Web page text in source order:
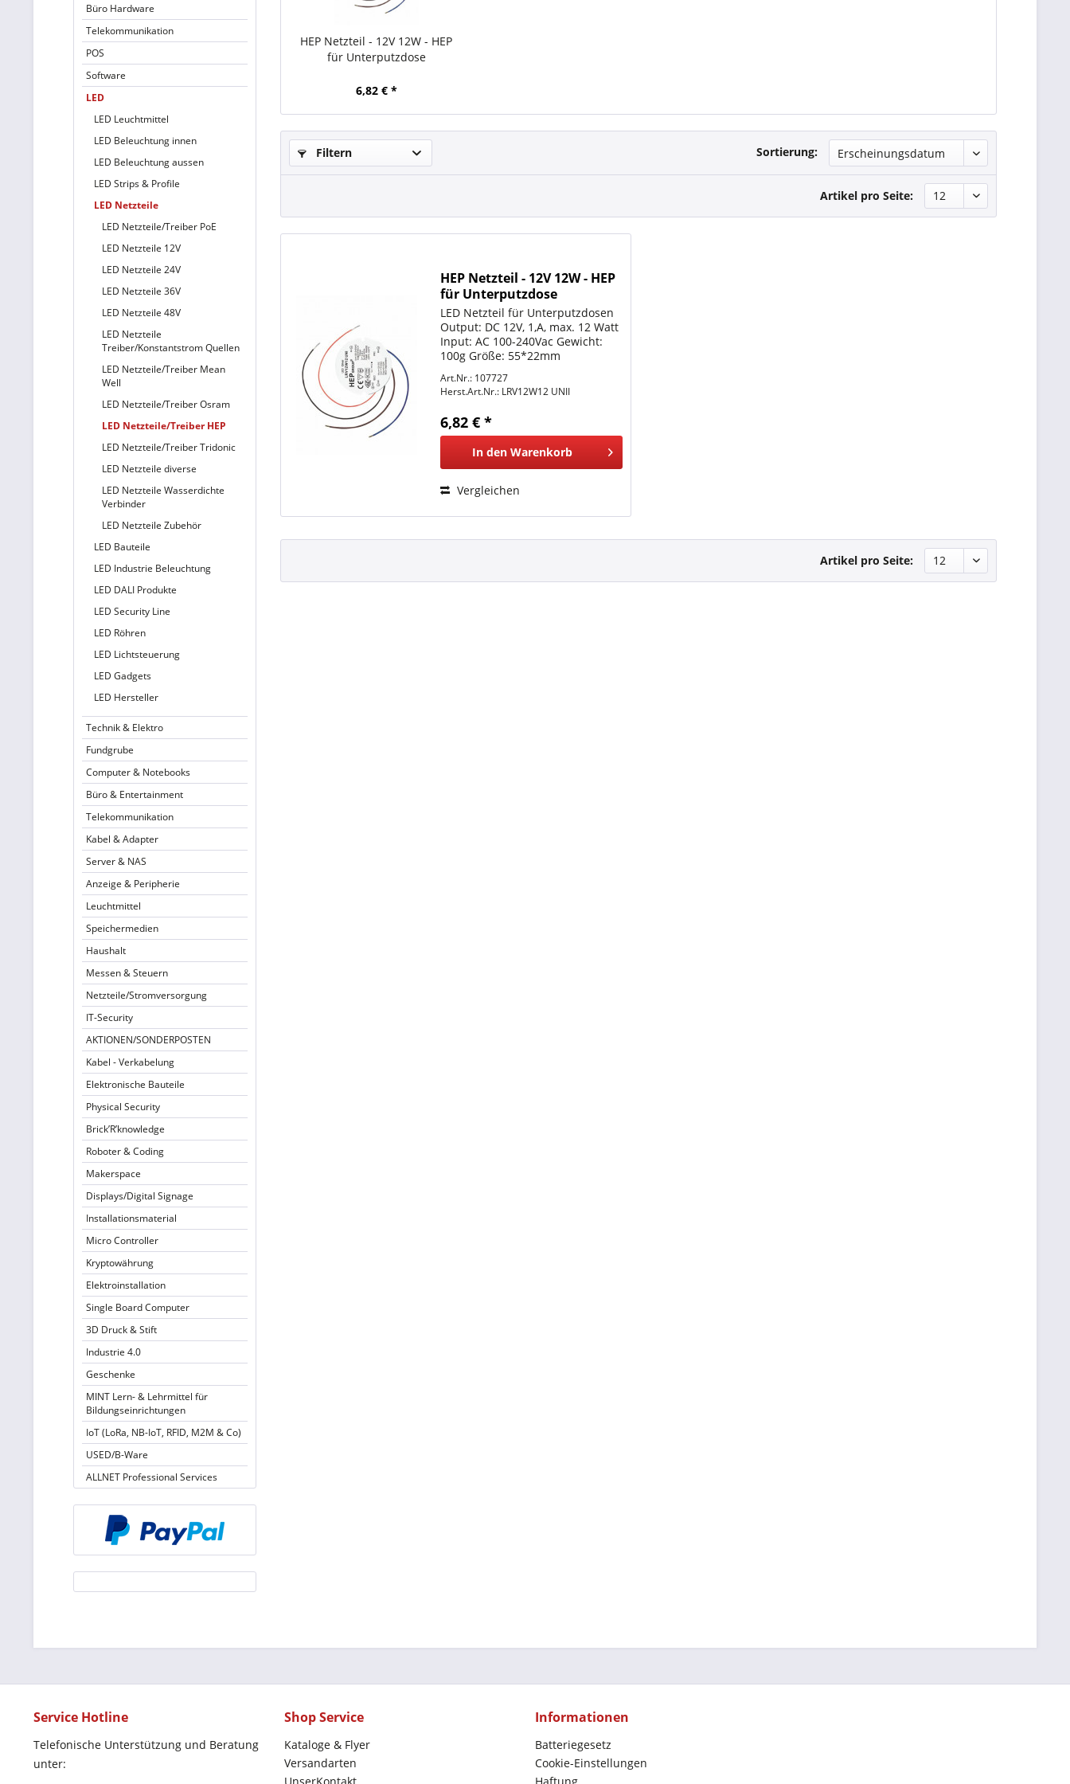
Büro Hardware
Telekommunikation
POS
Software
LED
LED Leuchtmittel
LED Beleuchtung innen
LED Beleuchtung aussen
LED Strips & Profile
LED Netzteile
LED Netzteile/Treiber PoE
LED Netzteile 12V
LED Netzteile 24V
LED Netzteile 36V
LED Netzteile 48V
LED Netzteile
Treiber/Konstantstrom Quellen
LED Netzteile/Treiber Mean
Well
LED Netzteile/Treiber Osram
LED Netzteile/Treiber HEP
LED Netzteile/Treiber Tridonic
LED Netzteile diverse
LED Netzteile Wasserdichte
Verbinder
LED Netzteile Zubehör
LED Bauteile
LED Industrie Beleuchtung
LED DALI Produkte
LED Security Line
LED Röhren
LED Lichtsteuerung
LED Gadgets
LED Hersteller
Technik & Elektro
Fundgrube
Computer & Notebooks
Büro & Entertainment
Telekommunikation
Kabel & Adapter
Server & NAS
Anzeige & Peripherie
Leuchtmittel
Speichermedien
Haushalt
Messen & Steuern
Netzteile/Stromversorgung
IT-Security
AKTIONEN/SONDERPOSTEN
Kabel - Verkabelung
Elektronische Bauteile
Physical Security
Brick’R’knowledge
Roboter & Coding
Makerspace
Displays/Digital Signage
Installationsmaterial
Micro Controller
Kryptowährung
Elektroinstallation
Single Board Computer
3D Druck & Stift
Industrie 4.0
Geschenke
MINT Lern- & Lehrmittel für
Bildungseinrichtungen
IoT (LoRa, NB-IoT, RFID, M2M & Co)
USED/B-Ware
ALLNET Professional Services
HEP Netzteil - 12V 12W - HEP
für Unterputzdose
6,82 € *
Filtern Sortierung:
Artikel pro Seite:
HEP Netzteil - 12V 12W - HEP
für Unterputzdose
LED Netzteil für Unterputzdosen
Output: DC 12V, 1,A, max. 12 Watt
Input: AC 100-240Vac Gewicht:
100g Größe: 55*22mm
Art.Nr.: 107727
Herst.Art.Nr.: LRV12W12 UNII
6,82 € *
In den Warenkorb
Vergleichen
Artikel pro Seite:
Service Hotline
Telefonische Unterstützung und Beratung
unter:
Shop Service
Kataloge & Flyer
Versandarten
Informationen
Batteriegesetz
Cookie-Einstellungen